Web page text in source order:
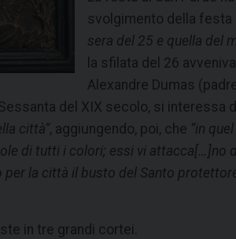
svolgimento della festa
sera del 25 e quella del
la sfilata del 26
Alexandre Dumas
del XIX secolo, si
città”, aggiungendo, poi, che “in
di tutti i colori; essi vi
la città il busto del Santo
in tre grandi cortei.